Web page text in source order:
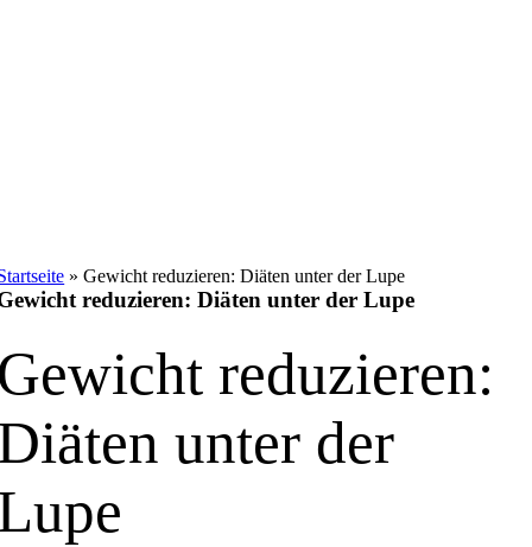
»Gewicht reduzieren: Diäten unter der Lupe
reduzieren: Diäten unter der Lupe
reduzieren:
unter der